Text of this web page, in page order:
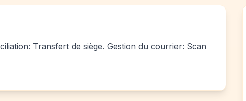
Transfert de siège. Gestion du courrier: Scan